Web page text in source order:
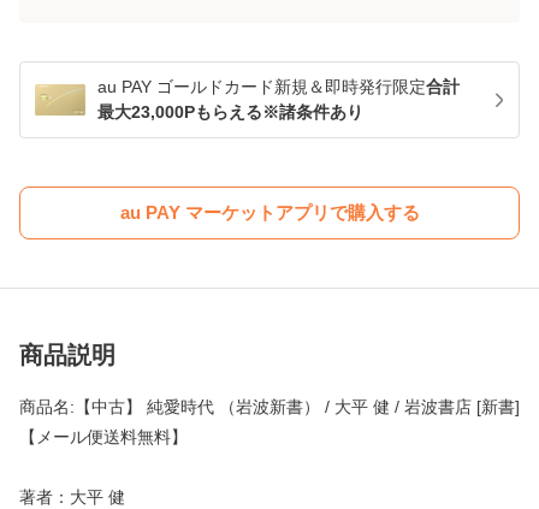
au PAY ゴールドカード新規＆即時発行限定合計
最大23,000Pもらえる※諸条件あり
au PAY マーケットアプリで購入する
商品説明
商品名:【中古】 純愛時代 （岩波新書） / 大平 健 / 岩波書店 [新書]
【メール便送料無料】
著者：大平 健